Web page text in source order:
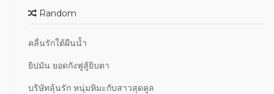
Random
คลื่นรักใต้ผืนน้ำ
ยิปมัน ยอดกังฟูสู้ยิบตา
บริษัทลุ้นรัก หนุ่มหิมะกับสาวสุดคูล